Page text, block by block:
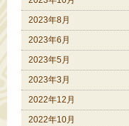
2023年8月
2023年6月
2023年5月
2023年3月
2022年12月
2022年10月